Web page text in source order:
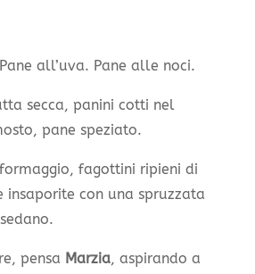
all’uva. Pane alle noci.
secca, panini cotti nel
pane speziato.
fagottini ripieni di
con una spruzzata
pensa Marzia, aspirando a